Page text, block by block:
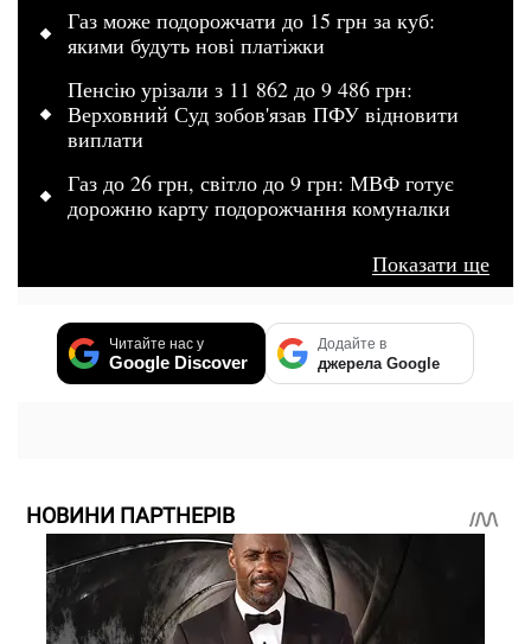
Газ може подорожчати до 15 грн за куб:
якими будуть нові платіжки
Пенсію урізали з 11 862 до 9 486 грн:
Верховний Суд зобов'язав ПФУ відновити
виплати
Газ до 26 грн, світло до 9 грн: МВФ готує
дорожню карту подорожчання комуналки
Показати ще
Читайте нас у
Google Discover
Додайте в
джерела Google
НОВИНИ ПАРТНЕРІВ